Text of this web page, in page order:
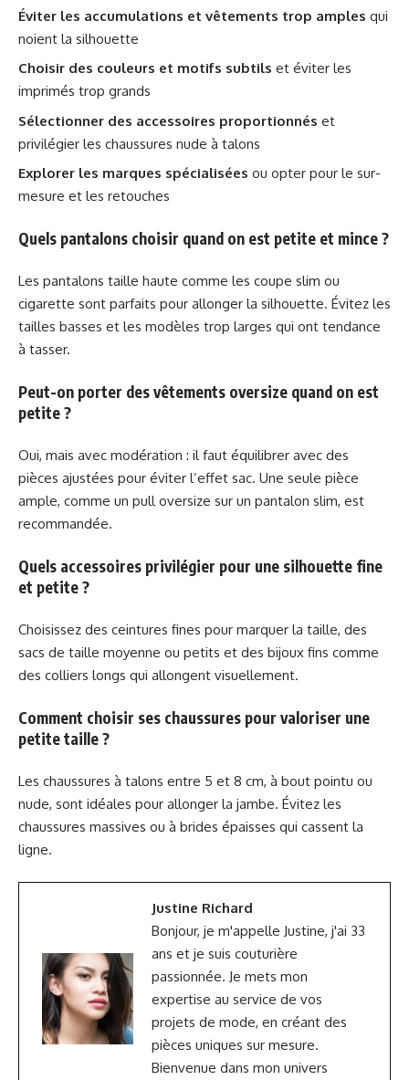
Éviter les accumulations et vêtements trop amples qui
noient la silhouette
Choisir des couleurs et motifs subtils et éviter les
imprimés trop grands
Sélectionner des accessoires proportionnés et
privilégier les chaussures nude à talons
Explorer les marques spécialisées ou opter pour le sur-
mesure et les retouches
Quels pantalons choisir quand on est petite et mince ?
Les pantalons taille haute comme les coupe slim ou
cigarette sont parfaits pour allonger la silhouette. Évitez les
tailles basses et les modèles trop larges qui ont tendance
à tasser.
Peut-on porter des vêtements oversize quand on est
petite ?
Oui, mais avec modération : il faut équilibrer avec des
pièces ajustées pour éviter l’effet sac. Une seule pièce
ample, comme un pull oversize sur un pantalon slim, est
recommandée.
Quels accessoires privilégier pour une silhouette fine
et petite ?
Choisissez des ceintures fines pour marquer la taille, des
sacs de taille moyenne ou petits et des bijoux fins comme
des colliers longs qui allongent visuellement.
Comment choisir ses chaussures pour valoriser une
petite taille ?
Les chaussures à talons entre 5 et 8 cm, à bout pointu ou
nude, sont idéales pour allonger la jambe. Évitez les
chaussures massives ou à brides épaisses qui cassent la
ligne.
Justine Richard
Bonjour, je m'appelle Justine, j'ai 33
ans et je suis couturière
passionnée. Je mets mon
expertise au service de vos
projets de mode, en créant des
pièces uniques sur mesure.
Bienvenue dans mon univers